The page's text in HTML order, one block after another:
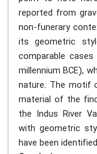
reported from
non-funerary
its geometric
comparable
millennium BCE),
nature. The motif
material of the
the Indus River
with geometric
have been